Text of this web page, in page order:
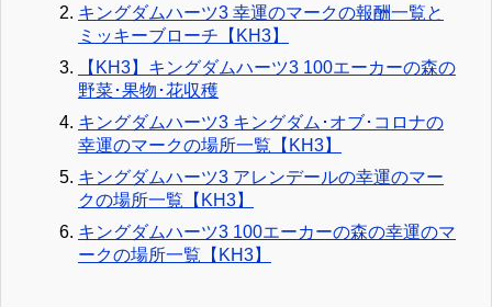
キングダムハーツ3 幸運のマークの報酬一覧と
ミッキーブローチ【KH3】
【KH3】キングダムハーツ3 100エーカーの森の
野菜･果物･花収穫
キングダムハーツ3 キングダム･オブ･コロナの
幸運のマークの場所一覧【KH3】
キングダムハーツ3 アレンデールの幸運のマー
クの場所一覧【KH3】
キングダムハーツ3 100エーカーの森の幸運のマ
ークの場所一覧【KH3】